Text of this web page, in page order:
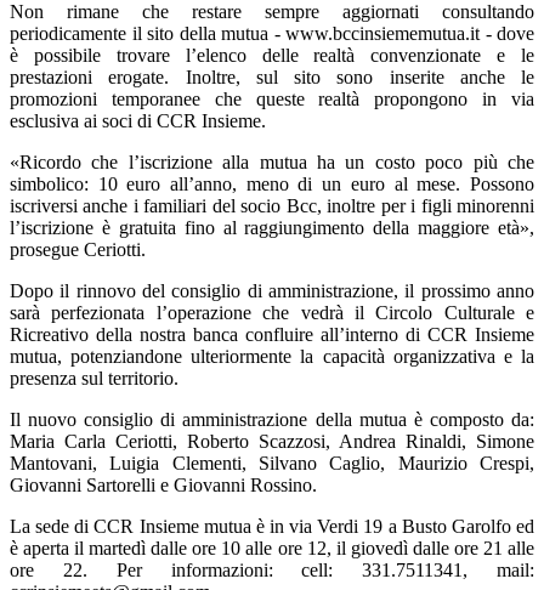
Non rimane che restare sempre aggiornati consultando
periodicamente il sito della mutua - www.bccinsiememutua.it - dove
è possibile trovare l’elenco delle realtà convenzionate e le
prestazioni erogate. Inoltre, sul sito sono inserite anche le
promozioni temporanee che queste realtà propongono in via
esclusiva ai soci di CCR Insieme.
«Ricordo che l’iscrizione alla mutua ha un costo poco più che
simbolico: 10 euro all’anno, meno di un euro al mese. Possono
iscriversi anche i familiari del socio Bcc, inoltre per i figli minorenni
l’iscrizione è gratuita fino al raggiungimento della maggiore età»,
prosegue Ceriotti.
Dopo il rinnovo del consiglio di amministrazione, il prossimo anno
sarà perfezionata l’operazione che vedrà il Circolo Culturale e
Ricreativo della nostra banca confluire all’interno di CCR Insieme
mutua, potenziandone ulteriormente la capacità organizzativa e la
presenza sul territorio.
Il nuovo consiglio di amministrazione della mutua è composto da:
Maria Carla Ceriotti, Roberto Scazzosi, Andrea Rinaldi, Simone
Mantovani, Luigia Clementi, Silvano Caglio, Maurizio Crespi,
Giovanni Sartorelli e Giovanni Rossino.
La sede di CCR Insieme mutua è in via Verdi 19 a Busto Garolfo ed
è aperta il martedì dalle ore 10 alle ore 12, il giovedì dalle ore 21 alle
ore 22. Per informazioni: cell: 331.7511341, mail: